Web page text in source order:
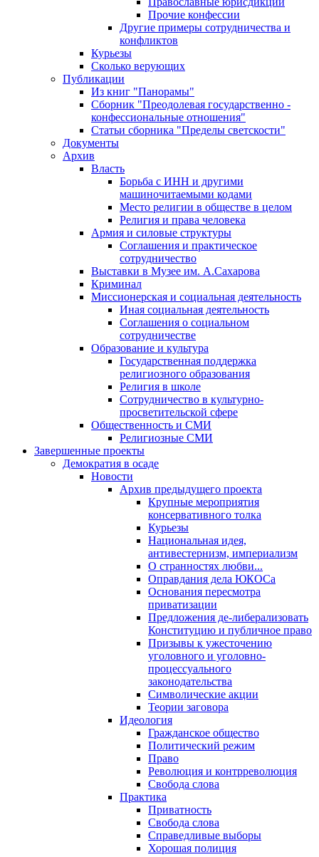
Прочие конфессии
Другие примеры сотрудничества и
конфликтов
Курьезы
Сколько верующих
Публикации
Из книг "Панорамы"
Сборник "Преодолевая государственно -
конфессиональные отношения"
Статьи сборника "Пределы светскости"
Документы
Архив
Власть
Борьба с ИНН и другими
машиночитаемыми кодами
Место религии в обществе в целом
Религия и права человека
Армия и силовые структуры
Соглашения и практическое
сотрудничество
Выставки в Музее им. А.Сахарова
Криминал
Миссионерская и социальная деятельность
Иная социальная деятельность
Соглашения о социальном
сотрудничестве
Образование и культура
Государственная поддержка
религиозного образования
Религия в школе
Сотрудничество в культурно-
просветительской сфере
Общественность и СМИ
Религиозные СМИ
Завершенные проекты
Демократия в осаде
Новости
Архив предыдущего проекта
Крупные мероприятия
консервативного толка
Курьезы
Национальная идея,
антивестернизм, империализм
О странностях любви...
Оправдания дела ЮКОСа
Основания пересмотра
приватизации
Предложения де-либерализовать
Конституцию и публичное право
Призывы к ужесточению
уголовного и уголовно-
процессуального
законодательства
Символические акции
Теории заговора
Идеология
Гражданское общество
Политический режим
Право
Революция и контрреволюция
Свобода слова
Практика
Приватность
Свобода слова
Справедливые выборы
Хорошая полиция